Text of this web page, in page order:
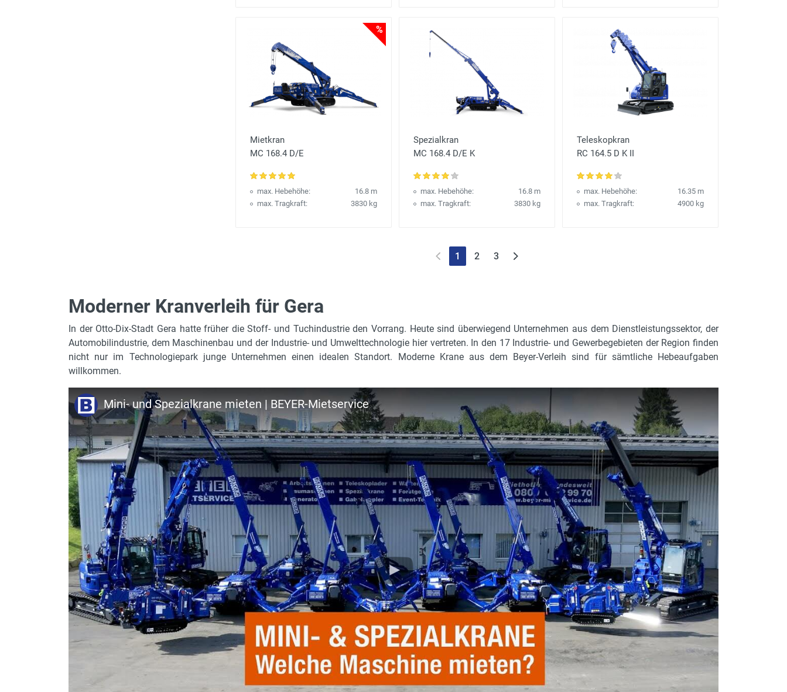
%
Mietkran
MC 168.4 D/E
max. Hebehöhe:
16.8 m
max. Tragkraft:
3830 kg
Spezialkran
MC 168.4 D/E K
max. Hebehöhe:
16.8 m
max. Tragkraft:
3830 kg
Teleskopkran
RC 164.5 D K II
max. Hebehöhe:
16.35 m
max. Tragkraft:
4900 kg
1 2 3
Moderner Kranverleih für Gera
In der Otto-Dix-Stadt Gera hatte früher die Stoff- und Tuchindustrie den Vorrang. Heute sind überwiegend Unternehmen aus dem Dienstleistungssektor, der
Automobilindustrie, dem Maschinenbau und der Industrie- und Umwelttechnologie hier vertreten. In den 17 Industrie- und Gewerbegebieten der Region finden
nicht nur im Technologiepark junge Unternehmen einen idealen Standort. Moderne Krane aus dem Beyer-Verleih sind für sämtliche Hebeaufgaben
willkommen.
Mini- und Spezialkrane mieten | BEYER-Mietservice